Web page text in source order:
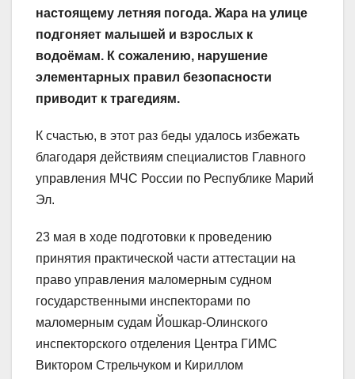
настоящему летняя погода. Жара на улице
подгоняет малышей и взрослых к
водоёмам. К сожалению, нарушение
элементарных правил безопасности
приводит к трагедиям.
К счастью, в этот раз беды удалось избежать
благодаря действиям специалистов Главного
управления МЧС России по Республике Марий
Эл.
23 мая в ходе подготовки к проведению
принятия практической части аттестации на
право управления маломерным судном
государственными инспекторами по
маломерным судам Йошкар-Олинского
инспекторского отделения Центра ГИМС
Виктором Стрельчуком и Кириллом